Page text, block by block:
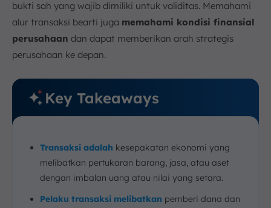
bukti sah yang wajib dimiliki untuk validitas. Memahami
alur transaksi bearti juga memahami kondisi finansial
perusahaan dan dapat memberikan arah strategis
perusahaan ke depan.
Key Takeaways
Transaksi adalah kesepakatan ekonomi yang
melibatkan pertukaran barang, jasa, atau aset
dengan imbalan uang atau nilai yang setara.
Pelaku transaksi melibatkan pemberi dana dan